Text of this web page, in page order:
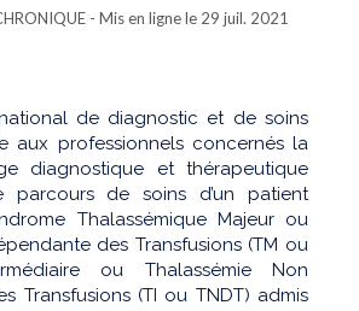
- Mis en ligne le 29 juil. 2021
de diagnostic et de soins
aux professionnels concernés la
diagnostique et thérapeutique
parcours de soins d’un patient
Thalassémique Majeur ou
des Transfusions (TM ou
ou Thalassémie Non
Transfusions (TI ou TNDT) admis